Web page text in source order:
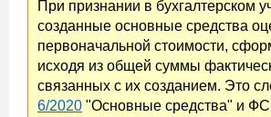
При признании в бухгалтерском
созданные основные средства
первоначальной стоимости,
исходя из общей суммы
связанных с их созданием. Это
6/2020 "Основные средства" и